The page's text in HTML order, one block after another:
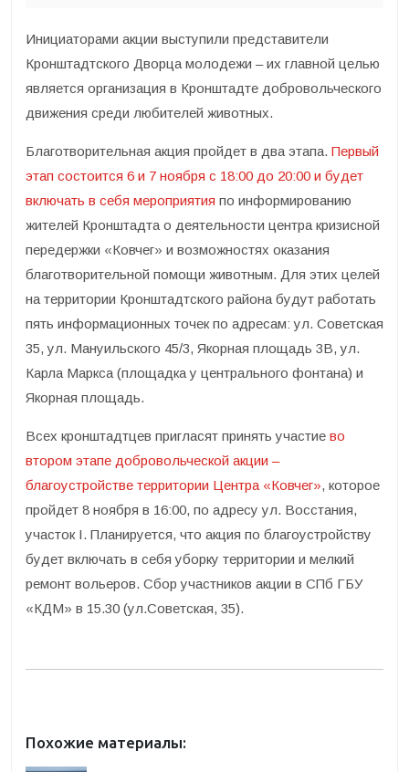
Инициаторами акции выступили представители
Кронштадтского Дворца молодежи – их главной целью
является организация в Кронштадте добровольческого
движения среди любителей животных.
Благотворительная акция пройдет в два этапа. Первый
этап состоится 6 и 7 ноября с 18:00 до 20:00 и будет
включать в себя мероприятия по информированию
жителей Кронштадта о деятельности центра кризисной
передержки «Ковчег» и возможностях оказания
благотворительной помощи животным. Для этих целей
на территории Кронштадтского района будут работать
пять информационных точек по адресам: ул. Советская
35, ул. Мануильского 45/3, Якорная площадь 3В, ул.
Карла Маркса (площадка у центрального фонтана) и
Якорная площадь.
Всех кронштадтцев пригласят принять участие во
втором этапе добровольческой акции –
благоустройстве территории Центра «Ковчег», которое
пройдет 8 ноября в 16:00, по адресу ул. Восстания,
участок I. Планируется, что акция по благоустройству
будет включать в себя уборку территории и мелкий
ремонт вольеров. Сбор участников акции в СПб ГБУ
«КДМ» в 15.30 (ул.Советская, 35).
Похожие материалы: